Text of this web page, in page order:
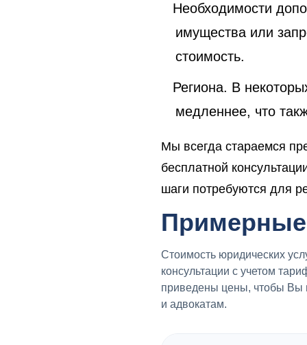
Необходимости
имущества или
стоимость.
Региона. В
медленнее, что
Мы всегда стараемся
бесплатной
шаги потребуются для
Примерные
Стоимость юридических
консультации с учетом
приведены цены, чтобы Вы
и адвокатам.